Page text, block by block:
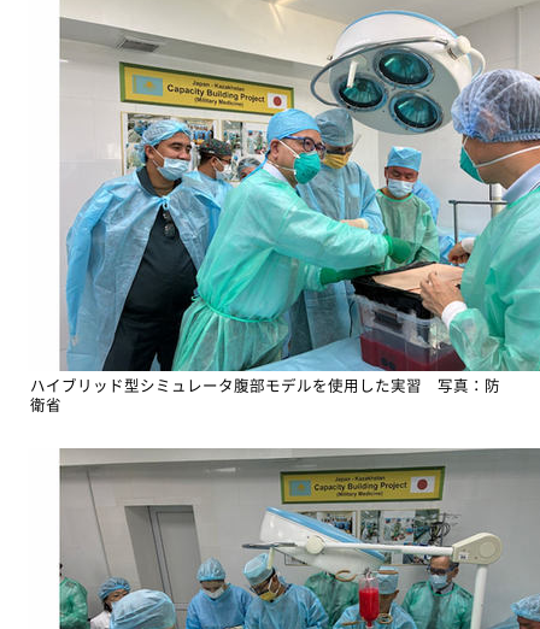
ハイブリッド型シミュレータ腹部モデルを使用した実習 写真：防
衛省